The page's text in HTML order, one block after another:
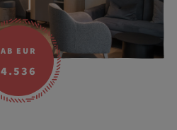
AB EUR
4.536